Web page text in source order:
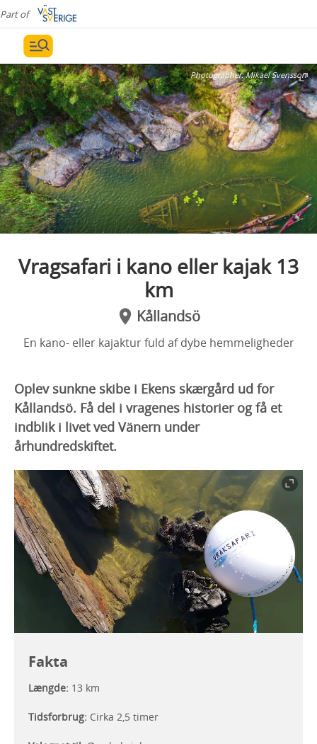
Part of
Photographer:Mikael Svensson
Vragsafari i kano eller kajak 13
km
Kållandsö
En kano- eller kajaktur fuld af dybe hemmeligheder
Oplev sunkne skibe i Ekens skærgård ud for
Kållandsö. Få del i vragenes historier og få et
indblik i livet ved Vänern under
århundredskiftet.
Fakta
Længde: 13 km
Tidsforbrug: Cirka 2,5 timer